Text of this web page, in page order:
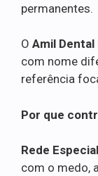
permanentes.
O Amil Dental
com nome
referência
Por que
Rede
com o medo,